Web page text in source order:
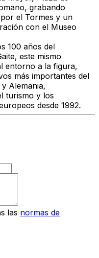
grabando
el Tormes y un
con el Museo
100 años del
este mismo
entorno a la figura,
más importantes del
Alemania,
turismo y los
desde 1992.
las normas de